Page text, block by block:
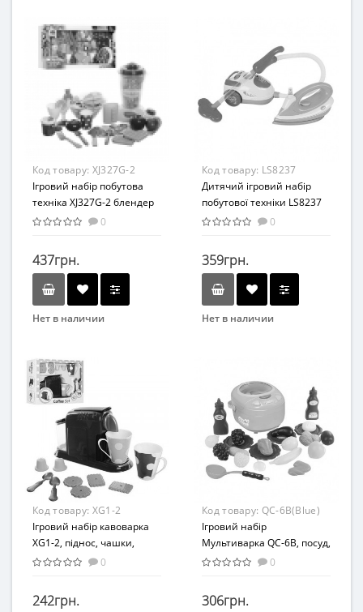
Вид
Игровой набор
от 3 лет
Материал
Пластик
Код товару: XJ327G-2
Ігровий набір побутова
техніка XJ327G-2 блендер
0
437грн.
Нет в наличии
Код товару: LS8237
Дитячий ігровий набір
побутової техніки LS8237
пилосос і праска в наборі
0
359грн.
Нет в наличии
От 3-х лет
Возрастная группа
От 3 лет
Код товару: XG1-2
Ігровий набір кавоварка
XG1-2, піднос, чашки,
ложки, 22 см 0
242грн.
Код товару: QC-6B(Blue)
Ігровий набір
Мультиварка QC-6B, посуд,
продукти, 18 см (синій)
0
306грн.